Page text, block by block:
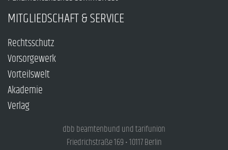
MITGLIEDSCHAFT & SERVICE
Rechtsschutz
Vorsorgewerk
Vorteilswelt
Akademie
Verlag
dbb beamtenbund und tarifunion
Friedrichstraße 169 • 10117 Berlin